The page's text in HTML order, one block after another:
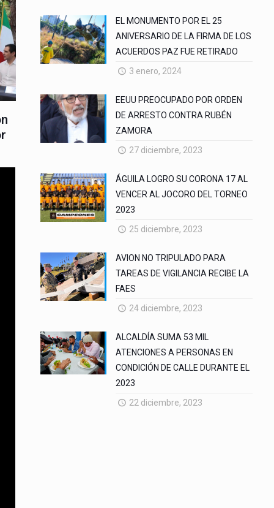
EL MONUMENTO POR EL 25
ANIVERSARIO DE LA FIRMA DE LOS
ACUERDOS PAZ FUE RETIRADO
3 enero, 2024
EEUU PREOCUPADO POR ORDEN
DE ARRESTO CONTRA RUBÉN
ZAMORA
27 diciembre, 2023
ÁGUILA LOGRO SU CORONA 17 AL
VENCER AL JOCORO DEL TORNEO
2023
25 diciembre, 2023
AVION NO TRIPULADO PARA
TAREAS DE VIGILANCIA RECIBE LA
FAES
24 diciembre, 2023
ALCALDÍA SUMA 53 MIL
ATENCIONES A PERSONAS EN
CONDICIÓN DE CALLE DURANTE EL
2023
22 diciembre, 2023